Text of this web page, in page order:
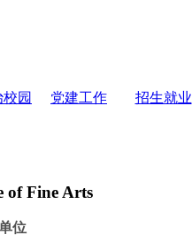
园 党建工作 招生就业
of Fine Arts
位